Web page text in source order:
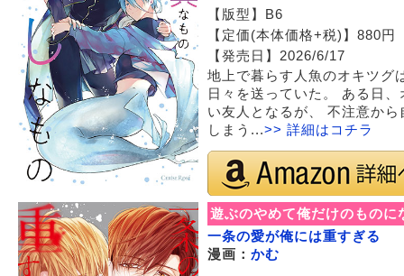
【版型】B6
【定価(本体価格+税)】880
【発売日】2026/6/17
地上で暮らす人魚のオキツグ
日々を送っていた。 ある日
い友人となるが、 不注意か
しまう...>> 詳細はコチラ
遊ぶのやめて俺だけのものに
一条の愛が俺には重すぎる
漫画： かむ